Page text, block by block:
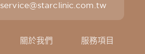
service@starclinic.com.tw
關於我們 服務項目